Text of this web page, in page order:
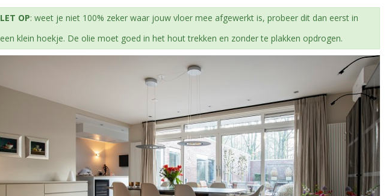
LET OP: weet je niet 100% zeker waar jouw vloer mee afgewerkt is, probeer dit dan eerst in
een klein hoekje. De olie moet goed in het hout trekken en zonder te plakken opdrogen.